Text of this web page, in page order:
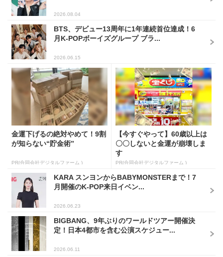
2026.08.04
BTS、デビュー13周年に1年連続首位達成！6
月K-POPボーイズグループ ブラ...
2026.06.15
金運下げるの絶対やめて！9割
が知らない“貯金術”
PR(合同会社デジタルファーム )
【今すぐやって】60歳以上は
〇〇しないと金運が崩壊しま
す
PR(合同会社デジタルファーム )
KARA スンヨンからBABYMONSTERまで！7
月開催のK-POP来日イベン...
2026.06.23
BIGBANG、9年ぶりのワールドツアー開催決
定！日本4都市を含む公演スケジュー...
2026.06.11